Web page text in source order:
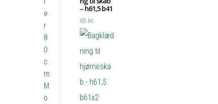
– h61,5 b41
65 kr.
e
r
8
0
c
m
M
o